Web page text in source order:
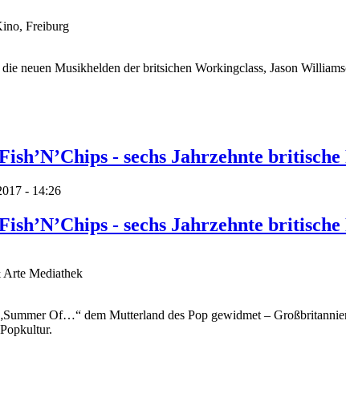
Freiburg
neuen Musikhelden der britsichen Workingclass, Jason
- sechs Jahrzehnte
- 14:26
- sechs Jahrzehnte
Arte Mediathek
Of…“ dem Mutterland des Pop gewidmet –